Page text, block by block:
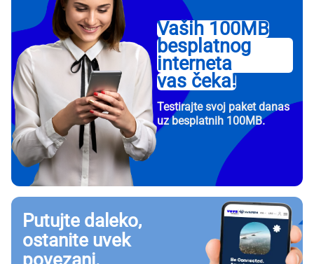
Vaših 100MB
besplatnog
interneta
vas čeka!
Testirajte svoj paket danas
uz besplatnih 100MB.
Putujte daleko,
ostanite uvek
povezani.